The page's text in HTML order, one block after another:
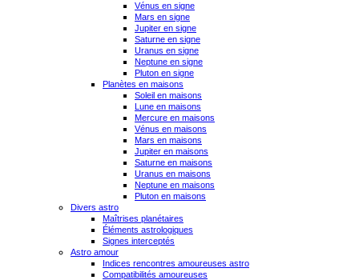
Vénus en signe
Mars en signe
Jupiter en signe
Saturne en signe
Uranus en signe
Neptune en signe
Pluton en signe
Planètes en maisons
Soleil en maisons
Lune en maisons
Mercure en maisons
Vénus en maisons
Mars en maisons
Jupiter en maisons
Saturne en maisons
Uranus en maisons
Neptune en maisons
Pluton en maisons
Divers astro
Maîtrises planétaires
Éléments astrologiques
Signes interceptés
Astro amour
Indices rencontres amoureuses astro
Compatibilités amoureuses